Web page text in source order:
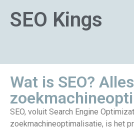
SEO Kings
Wat is SEO?
SEO, voluit Search Engine
zoekmachineoptimalisatie, is het